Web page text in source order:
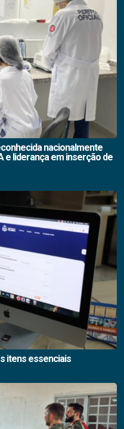
nacionalmente
e liderança em inserção de
itens essenciais